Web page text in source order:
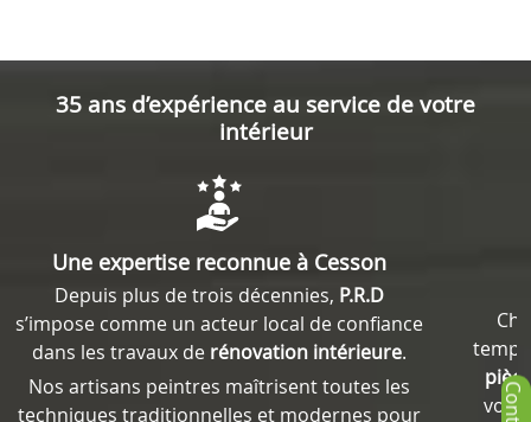
35 ans d’expérience au service de votre
intérieur
Une expertise reconnue à Cesson
Depuis plus de trois décennies, P.R.D
s’impose comme un acteur local de confiance
dans les travaux de rénovation intérieure.
Nos artisans peintres maîtrisent toutes les
techniques traditionnelles et modernes pour